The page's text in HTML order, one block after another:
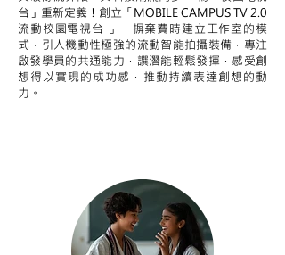
台」重新定義！創立「MOBILE CAMPUS TV 2.0
流動校園電視台 」，摒棄費時建立工作室的模
式，引人機動性極強的流動智能拍攝裝備，專注
啟發學員的共通能力，譔潛能輕鬆發揮，感受創
想得以實現的成功感，推動持續表達創想的動
力。